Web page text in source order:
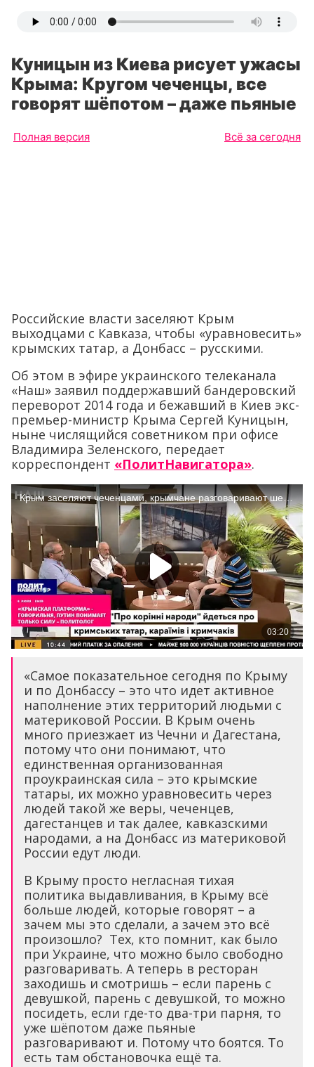
Куницын из Киева рисует ужасы
Крыма: Кругом чеченцы, все
говорят шёпотом – даже пьяные
Полная версия Всё за сегодня
Российские власти заселяют Крым
выходцами с Кавказа, чтобы «уравновесить»
крымских татар, а Донбасс – русскими.
Об этом в эфире украинского телеканала
«Наш» заявил поддержавший бандеровский
переворот 2014 года и бежавший в Киев экс-
премьер-министр Крыма Сергей Куницын,
ныне числящийся советником при офисе
Владимира Зеленского, передает
корреспондент «ПолитНавигатора».
«Самое показательное сегодня по Крыму
и по Донбассу – это что идет активное
наполнение этих территорий людьми с
материковой России. В Крым очень
много приезжает из Чечни и Дагестана,
потому что они понимают, что
единственная организованная
проукраинская сила – это крымские
татары, их можно уравновесить через
людей такой же веры, чеченцев,
дагестанцев и так далее, кавказскими
народами, а на Донбасс из материковой
России едут люди.
В Крыму просто негласная тихая
политика выдавливания, в Крыму всё
больше людей, которые говорят – а
зачем мы это сделали, а зачем это всё
произошло? Тех, кто помнит, как было
при Украине, что можно было свободно
разговаривать. А теперь в ресторан
заходишь и смотришь – если парень с
девушкой, парень с девушкой, то можно
посидеть, если где-то два-три парня, то
уже шёпотом даже пьяные
разговаривают и. Потому что боятся. То
есть там обстановочка ещё та.